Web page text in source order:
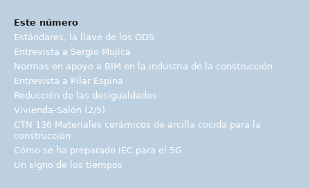
Este número
Estándares, la llave de los ODS
Entrevista a Sergio Mujica
Normas en apoyo a BIM en la industria de la construcción
Entrevista a Pilar Espina
Reducción de las desigualdades
Vivienda-Salón (2/5)
CTN 136 Materiales cerámicos de arcilla cocida para la
construcción
Cómo se ha preparado IEC para el 5G
Un signo de los tiempos